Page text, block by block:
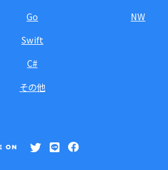
Go
Swift
C#
その他
NW